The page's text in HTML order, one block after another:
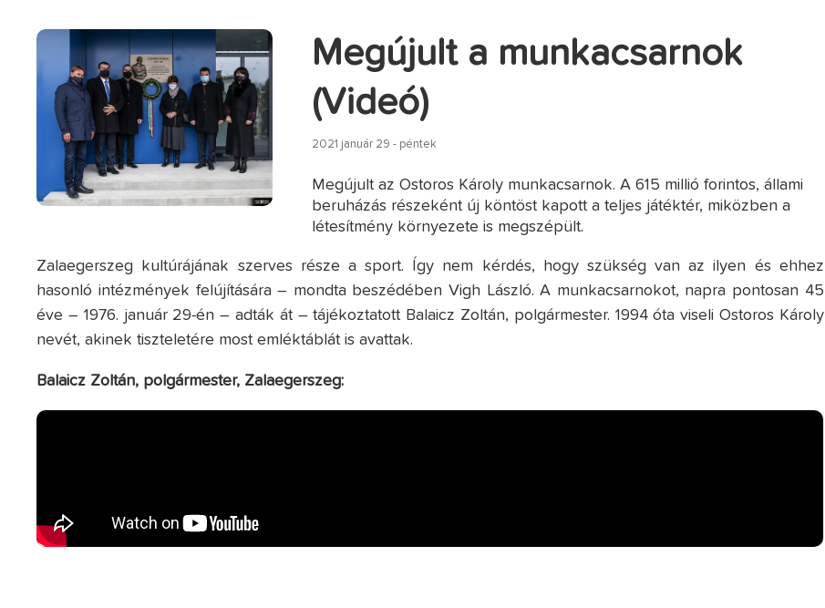
Megújult a munkacsarnok
(Videó)
2021 január 29 - péntek
Megújult az Ostoros Károly munkacsarnok. A 615 millió forintos, állami
beruházás részeként új köntöst kapott a teljes játéktér, miközben a
létesítmény környezete is megszépült.
Zalaegerszeg kultúrájának szerves része a sport. Így nem kérdés, hogy szükség van az ilyen és ehhez
hasonló intézmények felújítására – mondta beszédében Vigh László. A munkacsarnokot, napra pontosan 45
éve – 1976. január 29-én – adták át – tájékoztatott Balaicz Zoltán, polgármester. 1994 óta viseli Ostoros Károly
nevét, akinek tiszteletére most emléktáblát is avattak.
Balaicz Zoltán, polgármester, Zalaegerszeg: